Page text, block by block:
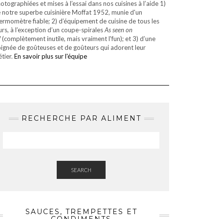
et mises à l’essai dans nos cuisines à l’aide 1)
notre superbe cuisinière Moffat 1952, munie d'un
fiable; 2) d’équipement de cuisine de tous les
à l’exception d’un coupe-spiralesAs seen on
(complètement inutile, mais vraiment l'fun); et 3) d’une
de goûteuses et de goûteurs qui adorent leur
En savoir plus sur l'équipe
RECHERCHE PAR ALIMENT
SEARCH
SAUCES, TREMPETTES ET